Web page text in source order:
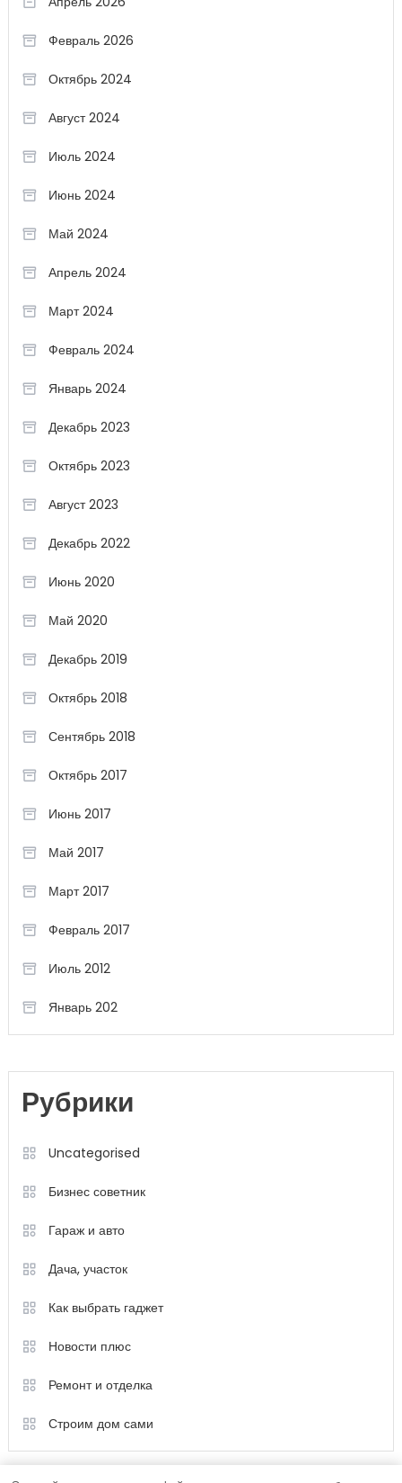
Февраль 2026
Октябрь 2024
Август 2024
Июль 2024
Июнь 2024
Май 2024
Апрель 2024
Март 2024
Февраль 2024
Январь 2024
Декабрь 2023
Октябрь 2023
Август 2023
Декабрь 2022
Июнь 2020
Май 2020
Декабрь 2019
Октябрь 2018
Сентябрь 2018
Октябрь 2017
Июнь 2017
Май 2017
Март 2017
Февраль 2017
Июль 2012
Январь 202
Рубрики
Uncategorised
Бизнес советник
Гараж и авто
Дача, участок
Как выбрать гаджет
Новости плюс
Ремонт и отделка
Строим дом сами